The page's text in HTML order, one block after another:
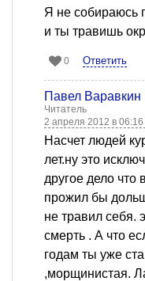
Я не собираюсь
и ты травишь
0 Ответить
Павел Варавкин
Читатель
2 апреля 2012 в 06:16
Насчет людей
лет.ну это
другое дело что
прожил бы
не травил себя.
смерть . А что
годам ты уже
,морщинистая.